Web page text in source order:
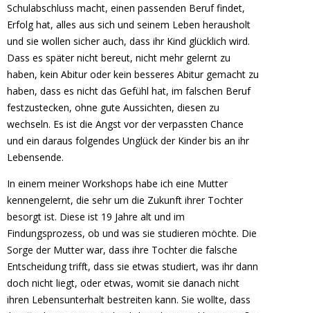
Schulabschluss macht, einen passenden Beruf findet,
Erfolg hat, alles aus sich und seinem Leben herausholt
und sie wollen sicher auch, dass ihr Kind glücklich wird.
Dass es später nicht bereut, nicht mehr gelernt zu
haben, kein Abitur oder kein besseres Abitur gemacht zu
haben, dass es nicht das Gefühl hat, im falschen Beruf
festzustecken, ohne gute Aussichten, diesen zu
wechseln. Es ist die Angst vor der verpassten Chance
und ein daraus folgendes Unglück der Kinder bis an ihr
Lebensende.
In einem meiner Workshops habe ich eine Mutter
kennengelernt, die sehr um die Zukunft ihrer Tochter
besorgt ist. Diese ist 19 Jahre alt und im
Findungsprozess, ob und was sie studieren möchte. Die
Sorge der Mutter war, dass ihre Tochter die falsche
Entscheidung trifft, dass sie etwas studiert, was ihr dann
doch nicht liegt, oder etwas, womit sie danach nicht
ihren Lebensunterhalt bestreiten kann. Sie wollte, dass